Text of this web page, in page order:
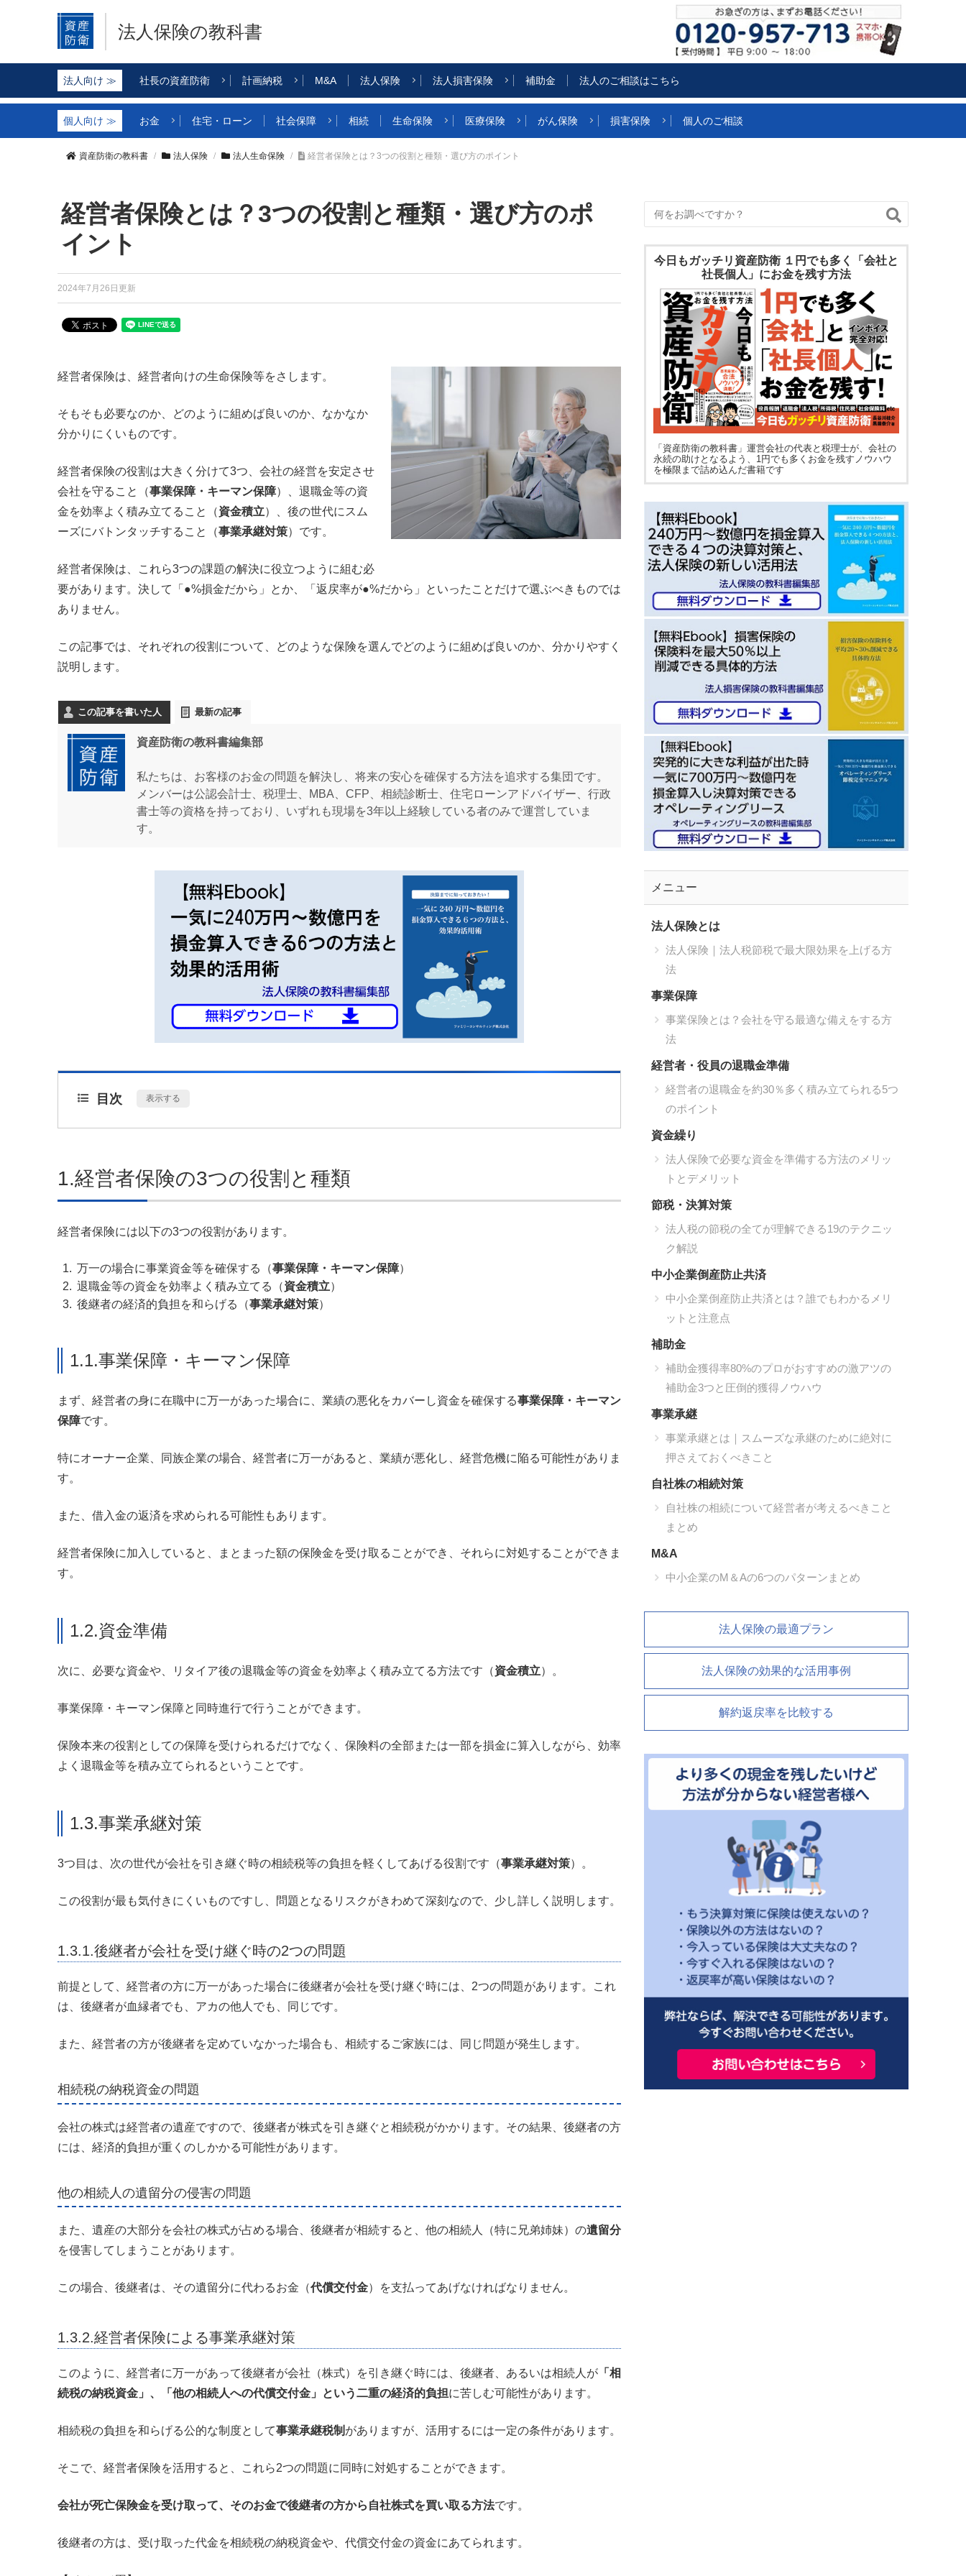
法人保険の教科書
社長の資産防衛 計画納税 M&A 法人保険 法人損害保険 補助金 法人のご相談はこちら
お金 住宅・ローン 社会保障 相続 生命保険 医療保険 がん保険 損害保険 個人のご相談
資産防衛の教科書 法人保険 法人生命保険 経営者保険とは？3つの役割と種類・選び方のポイント
経営者保険とは？3つの役割と種類・選び方のポ
イント
2024年7月26日更新
経営者保険は、経営者向けの生命保険等をさします。
そもそも必要なのか、どのように組めば良いのか、なかなか
分かりにくいものです。
経営者保険の役割は大きく分けて3つ、会社の経営を安定させ
会社を守ること（事業保障・キーマン保障）、退職金等の資
金を効率よく積み立てること（資金積立）、後の世代にスム
ーズにバトンタッチすること（事業承継対策）です。
経営者保険は、これら3つの課題の解決に役立つように組む必
要があります。決して「●%損金だから」とか、「返戻率が●%だから」といったことだけで選ぶべきものでは
ありません。
この記事では、それぞれの役割について、どのような保険を選んでどのように組めば良いのか、分かりやすく
説明します。
この記事を書いた人 最新の記事
資産防衛の教科書編集部
私たちは、お客様のお金の問題を解決し、将来の安心を確保する方法を追求する集団です。
メンバーは公認会計士、税理士、MBA、CFP、相続診断士、住宅ローンアドバイザー、行政
書士等の資格を持っており、いずれも現場を3年以上経験している者のみで運営していま
す。
目次 表示する
1.経営者保険の3つの役割と種類
経営者保険には以下の3つの役割があります。
万一の場合に事業資金等を確保する（事業保障・キーマン保障）
退職金等の資金を効率よく積み立てる（資金積立）
後継者の経済的負担を和らげる（事業承継対策）
1.1.事業保障・キーマン保障
まず、経営者の身に在職中に万一があった場合に、業績の悪化をカバーし資金を確保する事業保障・キーマン
保障です。
特にオーナー企業、同族企業の場合、経営者に万一があると、業績が悪化し、経営危機に陥る可能性がありま
す。
また、借入金の返済を求められる可能性もあります。
経営者保険に加入していると、まとまった額の保険金を受け取ることができ、それらに対処することができま
す。
1.2.資金準備
次に、必要な資金や、リタイア後の退職金等の資金を効率よく積み立てる方法です（資金積立）。
事業保障・キーマン保障と同時進行で行うことができます。
保険本来の役割としての保障を受けられるだけでなく、保険料の全部または一部を損金に算入しながら、効率
よく退職金等を積み立てられるということです。
1.3.事業承継対策
3つ目は、次の世代が会社を引き継ぐ時の相続税等の負担を軽くしてあげる役割です（事業承継対策）。
この役割が最も気付きにくいものですし、問題となるリスクがきわめて深刻なので、少し詳しく説明します。
1.3.1.後継者が会社を受け継ぐ時の2つの問題
前提として、経営者の方に万一があった場合に後継者が会社を受け継ぐ時には、2つの問題があります。これ
は、後継者が血縁者でも、アカの他人でも、同じです。
また、経営者の方が後継者を定めていなかった場合も、相続するご家族には、同じ問題が発生します。
相続税の納税資金の問題
会社の株式は経営者の遺産ですので、後継者が株式を引き継ぐと相続税がかかります。その結果、後継者の方
には、経済的負担が重くのしかかる可能性があります。
他の相続人の遺留分の侵害の問題
また、遺産の大部分を会社の株式が占める場合、後継者が相続すると、他の相続人（特に兄弟姉妹）の遺留分
を侵害してしまうことがあります。
この場合、後継者は、その遺留分に代わるお金（代償交付金）を支払ってあげなければなりません。
1.3.2.経営者保険による事業承継対策
このように、経営者に万一があって後継者が会社（株式）を引き継ぐ時には、後継者、あるいは相続人が 「相
続税の納税資金」、「他の相続人への代償交付金」という二重の経済的負担に苦しむ可能性があります。
相続税の負担を和らげる公的な制度として事業承継税制 がありますが、活用するには一定の条件があります。
そこで、経営者保険を活用すると、これら2つの問題に同時に対処することができます。
会社が死亡保険金を受け取って、そのお金で後継者の方から自社株式を買い取る方法です。
後継者の方は、受け取った代金を相続税の納税資金や、代償交付金の資金にあてられます。
今日もガッチリ資産防衛 １円でも多く「会社と
社長個人」にお金を残す方法
「資産防衛の教科書」運営会社の代表と税理士が、会社の
永続の助けとなるよう、1円でも多くお金を残すノウハウ
を極限まで詰め込んだ書籍です
メニュー
法人保険とは
法人保険｜法人税節税で最大限効果を上げる方
法
事業保障
事業保険とは？会社を守る最適な備えをする方
法
経営者・役員の退職金準備
経営者の退職金を約30％多く積み立てられる5つ
のポイント
資金繰り
法人保険で必要な資金を準備する方法のメリッ
トとデメリット
節税・決算対策
法人税の節税の全てが理解できる19のテクニッ
ク解説
中小企業倒産防止共済
中小企業倒産防止共済とは？誰でもわかるメリ
ットと注意点
補助金
補助金獲得率80%のプロがおすすめの激アツの
補助金3つと圧倒的獲得ノウハウ
事業承継
事業承継とは｜スムーズな承継のために絶対に
押さえておくべきこと
自社株の相続対策
自社株の相続について経営者が考えるべきこと
まとめ
M&A
中小企業のM＆Aの6つのパターンまとめ
法人保険の最適プラン
法人保険の効果的な活用事例
解約返戻率を比較する